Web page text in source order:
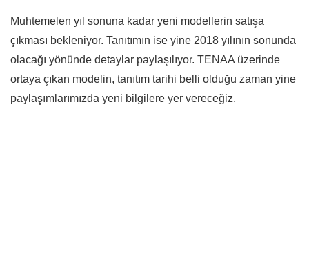
Muhtemelen yıl sonuna kadar yeni modellerin satışa
çıkması bekleniyor. Tanıtımın ise yine 2018 yılının sonunda
olacağı yönünde detaylar paylaşılıyor. TENAA üzerinde
ortaya çıkan modelin, tanıtım tarihi belli olduğu zaman yine
paylaşımlarımızda yeni bilgilere yer vereceğiz.